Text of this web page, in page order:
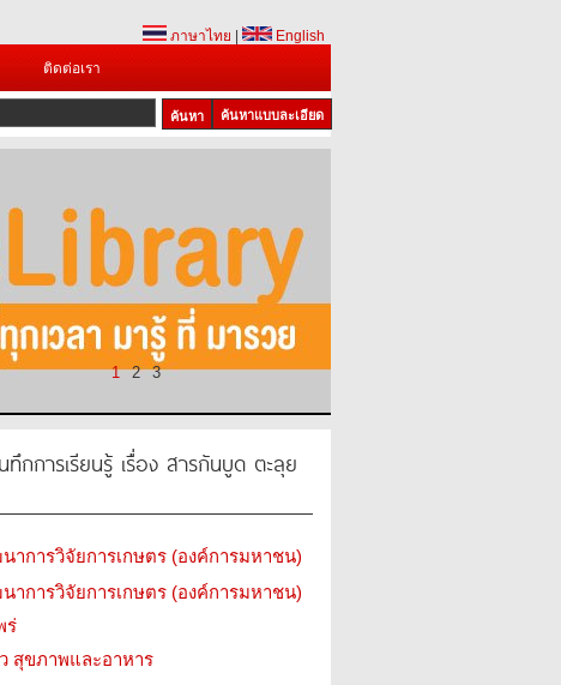
ภาษาไทย
English
ติดต่อเรา
ค้นหาแบบละเอียด
1 2 3
กการเรียนรู้ เรื่อง สารกันบูด ตะลุย
าการวิจัยการเกษตร (องค์การมหาชน)
าการวิจัยการเกษตร (องค์การมหาชน)
ร่
สุขภาพและอาหาร